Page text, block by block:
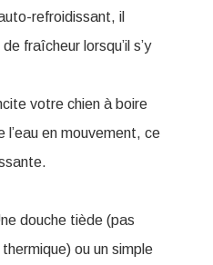
refroidissant, il
fraîcheur lorsqu’il s’y
votre chien à boire
en mouvement, ce
douche tiède (pas
ou un simple